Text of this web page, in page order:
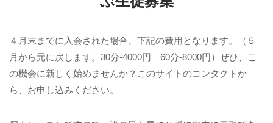
４月末までに入会された場合、下記の費用となります。（５
月から元に戻します。30分-4000円 60分-8000円）ぜひ、こ
の機会に新しく始めませんか？このサイトのコンタクトか
ら、お申し込みください。